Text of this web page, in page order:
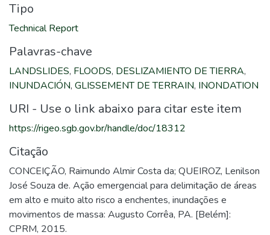
Tipo
Technical Report
Palavras-chave
LANDSLIDES, FLOODS, DESLIZAMIENTO DE TIERRA,
INUNDACIÓN, GLISSEMENT DE TERRAIN, INONDATION
URI - Use o link abaixo para citar este item
https://rigeo.sgb.gov.br/handle/doc/18312
Citação
CONCEIÇÃO, Raimundo Almir Costa da; QUEIROZ, Lenilson
José Souza de. Ação emergencial para delimitação de áreas
em alto e muito alto risco a enchentes, inundações e
movimentos de massa: Augusto Corrêa, PA. [Belém]:
CPRM, 2015.